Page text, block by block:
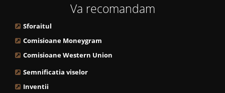
Va recomandam
Sforaitul
Comisioane Moneygram
Comisioane Western Union
Semnificatia viselor
Inventii